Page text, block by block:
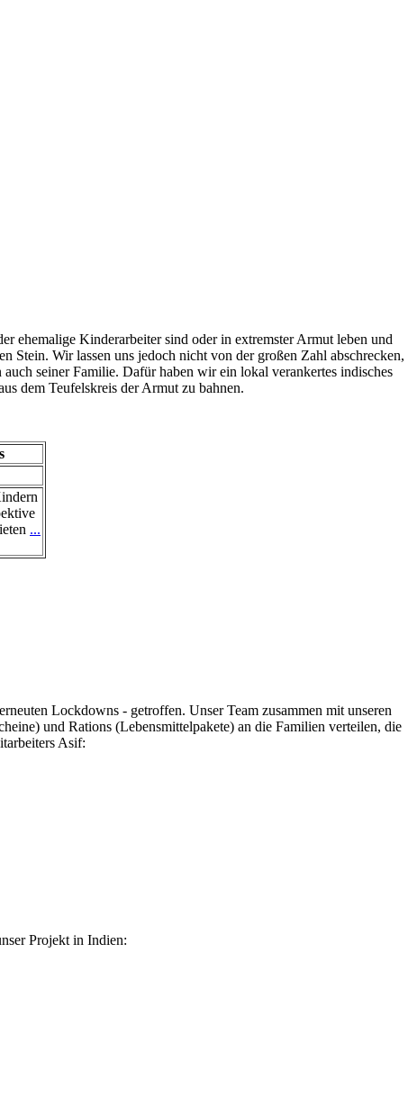
ehemalige Kinderarbeiter sind oder in extremster Armut leben und
Stein. Wir lassen uns jedoch nicht von der großen Zahl abschrecken,
seiner Familie. Dafür haben wir ein lokal verankertes indisches
dem Teufelskreis der Armut zu bahnen.
...
Lockdowns - getroffen. Unser Team zusammen mit unseren
und Rations (Lebensmittelpakete) an die Familien verteilen, die
Asif:
Projekt in Indien: